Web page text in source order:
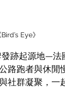
Eye》
跡起源地—法
路跑者與休閒
群凝聚，一